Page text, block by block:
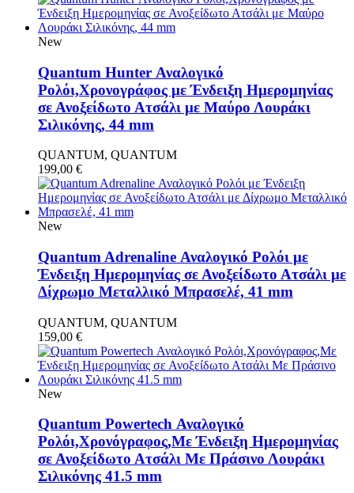
New
Quantum Hunter Αναλογικό
Ρολόι,Χρονογράφος με Ένδειξη Ημερομηνίας
σε Ανοξείδωτο Ατσάλι με Μαύρο Λουράκι
Σιλικόνης, 44 mm
QUANTUM, QUANTUM
199,00 €
New
Quantum Adrenaline Αναλογικό Ρολόι με
Ένδειξη Ημερομηνίας σε Ανοξείδωτο Ατσάλι με
Δίχρωμο Μεταλλικό Μπρασελέ, 41 mm
QUANTUM, QUANTUM
159,00 €
New
Quantum Powertech Αναλογικό
Ρολόι,Χρονόγραφος,Με Ένδειξη Ημερομηνίας
σε Ανοξείδωτο Ατσάλι Με Πράσινο Λουράκι
Σιλικόνης 41.5 mm